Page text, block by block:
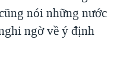
nói những nước
ngờ về ý định